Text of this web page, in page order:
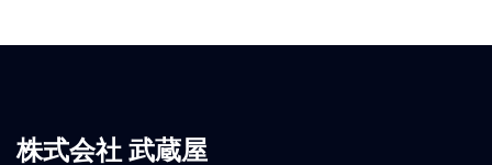
株式会社 武蔵屋